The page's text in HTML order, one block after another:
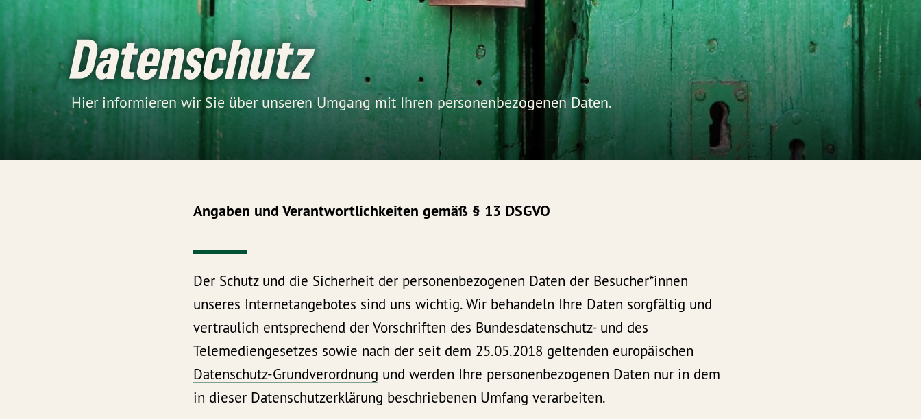
Datenschutz
Hier informieren wir Sie über unseren Umgang mit Ihren personenbezogenen Daten.
Angaben und Verantwortlichkeiten gemäß § 13 DSGVO
Der Schutz und die Sicherheit der personenbezogenen Daten der Besucher*innen
unseres Internetangebotes sind uns wichtig. Wir behandeln Ihre Daten sorgfältig und
vertraulich entsprechend der Vorschriften des Bundesdatenschutz- und des
Telemediengesetzes sowie nach der seit dem 25.05.2018 geltenden europäischen
Datenschutz-Grundverordnung und werden Ihre personenbezogenen Daten nur in dem
in dieser Datenschutzerklärung beschriebenen Umfang verarbeiten.